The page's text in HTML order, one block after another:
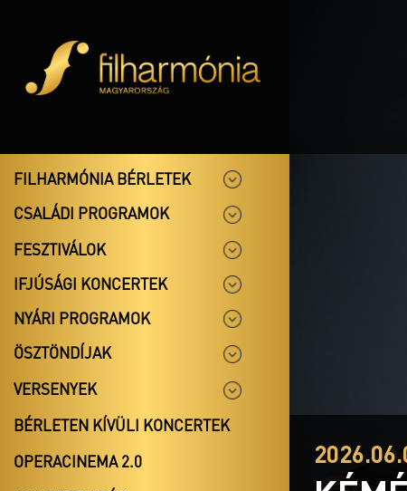
FILHARMÓNIA BÉRLETEK
CSALÁDI PROGRAMOK
FESZTIVÁLOK
IFJÚSÁGI KONCERTEK
NYÁRI PROGRAMOK
ÖSZTÖNDÍJAK
VERSENYEK
BÉRLETEN KÍVÜLI KONCERTEK
OPERACINEMA 2.0